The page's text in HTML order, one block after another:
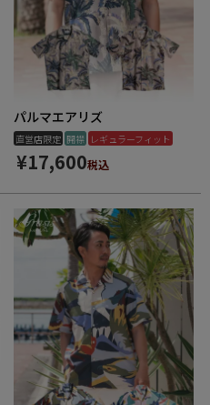
パルマエアリズ
直営店限定 開襟 レギュラーフィット
¥17,600税込